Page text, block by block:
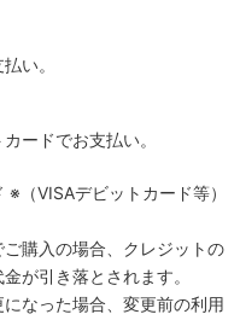
い。
ードでお支払い。
※（VISAデビットカード等）
購入の場合、クレジットの
が引き落とされます。
なった場合、変更前の利用